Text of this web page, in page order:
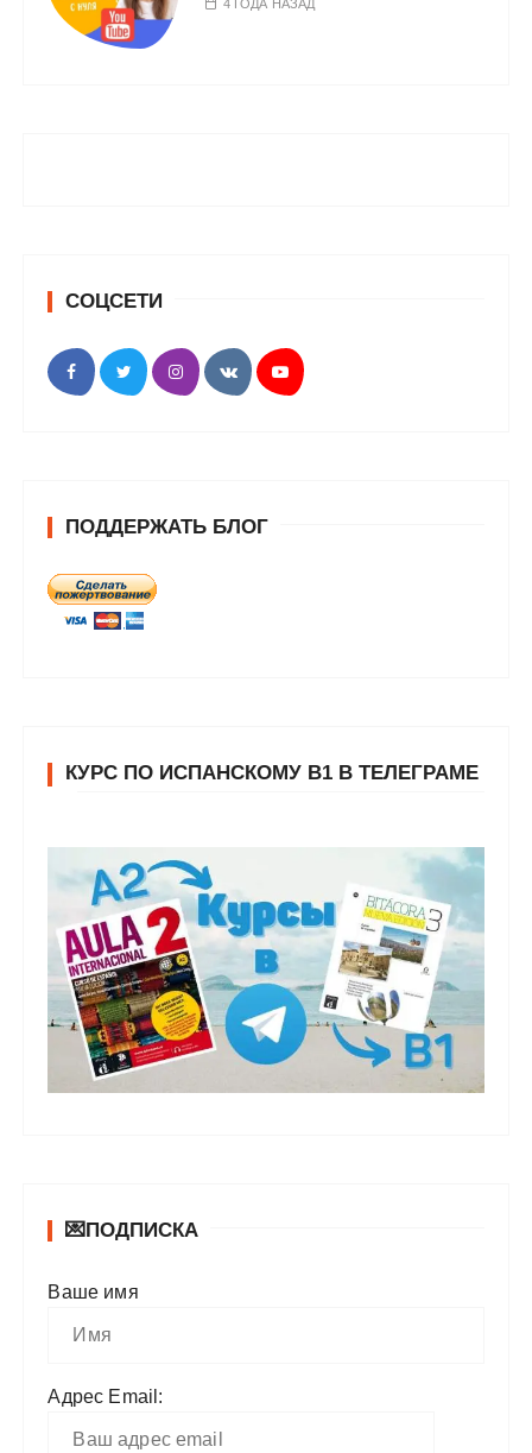
4 ГОДА НАЗАД
СОЦСЕТИ
ПОДДЕРЖАТЬ БЛОГ
КУРС ПО ИСПАНСКОМУ В1 В ТЕЛЕГРАМЕ
💌ПОДПИСКА
Ваше имя
Адрес Email: